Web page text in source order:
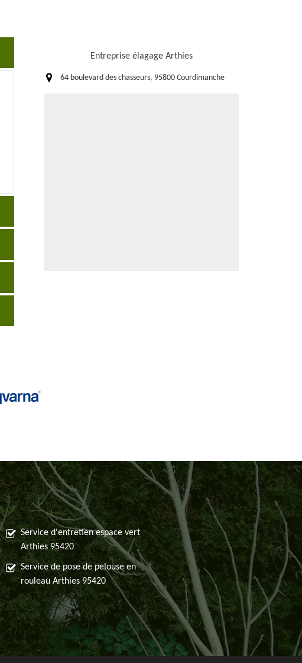
Entreprise élagage Arthies
64 boulevard des chasseurs, 95800 Courdimanche
Service d'entretien espace vert
Arthies 95420
Service de pose de pelouse en
rouleau Arthies 95420